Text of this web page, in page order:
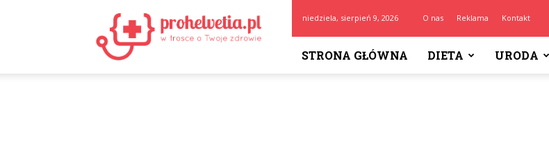
niedziela, sierpień 9, 2026 O nas Reklama Kontakt
STRONA GŁÓWNA DIETA URODA